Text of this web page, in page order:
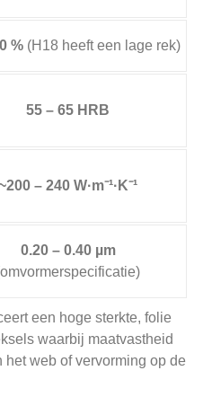
%(H18 heeft een lage rek)
55 – 65 HRB
– 240 W·m⁻¹·K⁻¹
0.20 – 0.40 µm
een hoge sterkte, folie
waarbij maatvastheid
web of vervorming op de